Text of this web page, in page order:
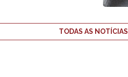
TODAS AS NOTÍCIAS